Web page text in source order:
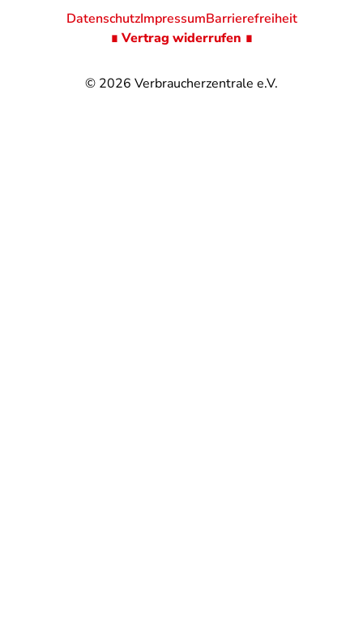
© 2026 Verbraucherzentrale e.V.
DatenschutzImpressumBarrierefreiheit
∎ Vertrag widerrufen ∎